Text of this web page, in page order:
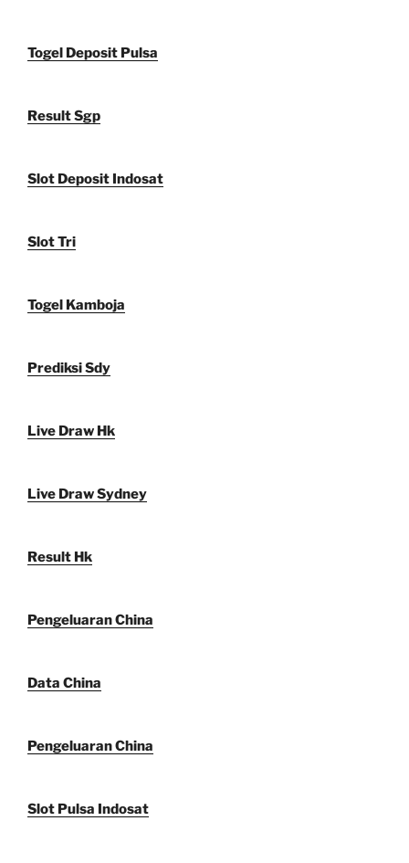
Togel Deposit Pulsa
Result Sgp
Slot Deposit Indosat
Slot Tri
Togel Kamboja
Prediksi Sdy
Live Draw Hk
Live Draw Sydney
Result Hk
Pengeluaran China
Data China
Pengeluaran China
Slot Pulsa Indosat